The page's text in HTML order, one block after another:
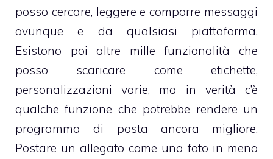
posso cercare, leggere e comporre messaggi
ovunque e da qualsiasi piattaforma.
Esistono poi altre mille funzionalità che
posso scaricare come etichette,
personalizzazioni varie, ma in verità c’è
qualche funzione che potrebbe rendere un
programma di posta ancora migliore.
Postare un allegato come una foto in meno